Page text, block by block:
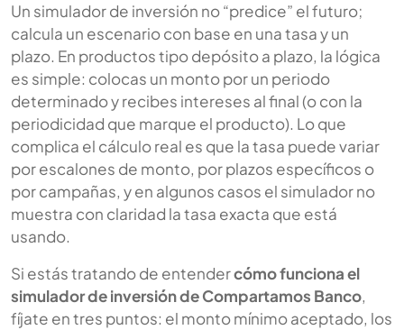
Un simulador de inversión no “predice” el futuro;
calcula un escenario con base en una tasa y un
plazo. En productos tipo depósito a plazo, la lógica
es simple: colocas un monto por un periodo
determinado y recibes intereses al final (o con la
periodicidad que marque el producto). Lo que
complica el cálculo real es que la tasa puede variar
por escalones de monto, por plazos específicos o
por campañas, y en algunos casos el simulador no
muestra con claridad la tasa exacta que está
usando.
Si estás tratando de entendercómo funciona el
simulador de inversión de Compartamos Banco,
fíjate en tres puntos: el monto mínimo aceptado, los